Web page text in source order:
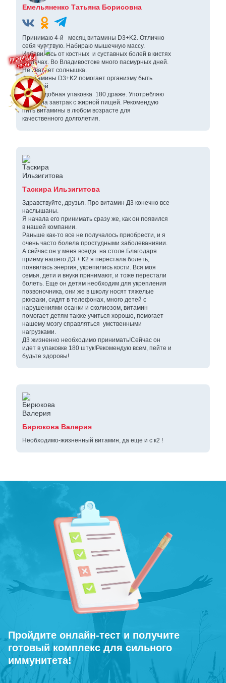
Емельяненко Татьяна Борисовна
Принимаю 4-й месяц витамины D3+K2. Отлично
себя чувствую. Набираю мышечную массу.
Избавилась от костных и суставных болей в кистях
и плечах. Во Владивостоке много пасмурных дней.
Не хватает солнышка.
А витамины D3+K2 помогает организму быть
активной.
Очень удобная упаковка 180 драже. Употребляю
утром на завтрак с жирной пищей. Рекомендую
пить витамины в любом возрасте для
качественного долголетия.
Таскира Ильзигитова
Здравствуйте, друзья. Про витамин Д3 конечно все
наслышаны.
Я начала его принимать сразу же, как он появился
в нашей компании.
Раньше как-то все не получалось приобрести, и я
очень часто болела простудными заболеванияии.
А сейчас он у меня всегда на столе.Благодаря
приему нашего Д3 + К2 я перестала болеть,
появилась энергия, укрепились кости. Вся моя
семья, дети и внуки принимают, и тоже перестали
болеть. Еще он детям необходим для укрепления
позвоночника, они же в школу носят тяжелые
рюкзаки, сидят в телефонах, много детей с
нарушениями осанки и сколиозом, витамин
помогает детям также учиться хорошо, помогает
нашему мозгу справляться умственными
нагрузками.
Д3 жизненно необходимо принимать!Сейчас он
идет в упаковке 180 штук!Рекомендую всем, пейте и
будьте здоровы!
Бирюкова Валерия
Необходимо-жизненный витамин, да еще и с к2 !
Пройдите онлайн-тест и получите
готовый комплекс для сильного
иммунитета!